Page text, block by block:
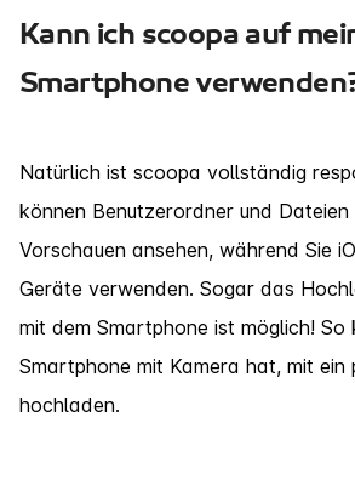
Kann ich scoopa auf
Smartphone
Natürlich ist scoopa vollständig
können Benutzerordner und
Vorschauen ansehen, während Sie
Geräte verwenden. Sogar das
mit dem Smartphone ist möglich! So
Smartphone mit Kamera hat, mit ein
hochladen.